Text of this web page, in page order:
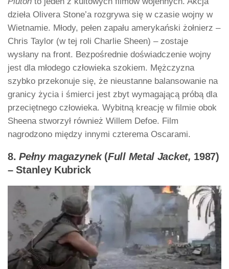
dzieła Olivera Stone’a rozgrywa się w czasie wojny w
Wietnamie. Młody, pełen zapału amerykański żołnierz –
Chris Taylor (w tej roli Charlie Sheen) – zostaje
wysłany na front. Bezpośrednie doświadczenie wojny
jest dla młodego człowieka szokiem. Mężczyzna
szybko przekonuje się, że nieustanne balansowanie na
granicy życia i śmierci jest zbyt wymagającą próbą dla
przeciętnego człowieka. Wybitną kreację w filmie obok
Sheena stworzył również Willem Defoe. Film
nagrodzono między innymi czterema Oscarami.
8.Pełny magazynek(Full Metal Jacket, 1987)
– Stanley Kubrick